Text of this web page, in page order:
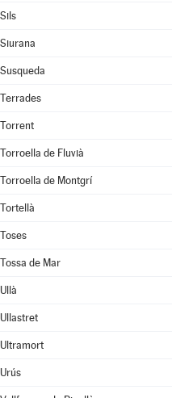
Sils
Siurana
Susqueda
Terrades
Torrent
Torroella de Fluvià
Torroella de Montgrí
Tortellà
Toses
Tossa de Mar
Ullà
Ullastret
Ultramort
Urús